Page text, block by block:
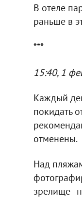
В отеле
раньше в
***
15:40, 1
Каждый
покидать
отменены.
Над
зрелище -